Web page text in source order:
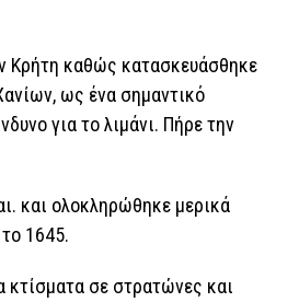
Κρήτη καθώς κατασκευάσθηκε
ως ένα σημαντικό
για το λιμάνι. Πήρε την
και ολοκληρώθηκε μερικά
1645.
σε στρατώνες και